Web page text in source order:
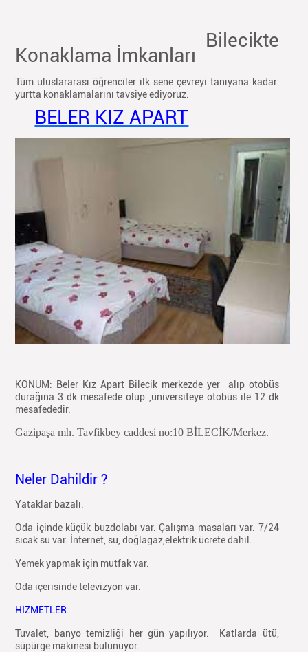
Bilecikte
Konaklama İmkanları
Tüm uluslararası öğrenciler ilk sene çevreyi tanıyana kadar
yurtta konaklamalarını tavsiye ediyoruz.
BELER KIZ APART
KONUM: Beler Kız Apart Bilecik merkezde yer alıp otobüs
durağına 3 dk mesafede olup ,üniversiteye otobüs ile 12 dk
mesafededir.
Gazipaşa mh. Tavfikbey caddesi no:10 BİLECİK/Merkez.
Neler Dahildir ?
Yataklar bazalı.
Oda içinde küçük buzdolabı var. Çalışma masaları var. 7/24
sıcak su var. İnternet, su, doğlagaz,elektrik ücrete dahil.
Yemek yapmak için mutfak var.
Oda içerisinde televizyon var.
HİZMETLER:
Tuvalet, banyo temizliği her gün yapılıyor. Katlarda ütü,
süpürge makinesi bulunuyor.